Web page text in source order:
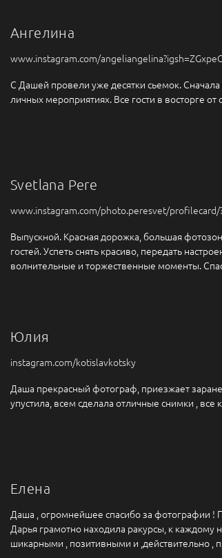
Ангелина
www.instagram.com/
С Дашей провели уже десятки сьемок.
личных мероприятиях. Все гости в восторге
Svetlana Pere
www.instagram.com/photo.peresvet/profilecard/
Выпускной. Красная дорожка, большая
гостей. Успеть снять красиво, передать
волнительные и торжественные моменты.
Юлия
instagram.com/kotislavkotsky
Даша прекрасный фотограф, приезжает
упустила, всем сделала отличные снимки ,
Елена
Даша , огромнейшее спасибо за фотографии !
Дарья грамотно находила ракурсы, к каждому
шикарными , позитивными и ,действительно ,